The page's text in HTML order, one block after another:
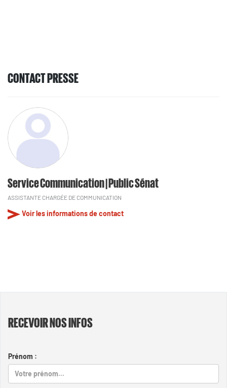
CONTACT PRESSE
Service Communication | Public Sénat
ASSISTANTE CHARGÉE DE COMMUNICATION
Voir les informations de contact
RECEVOIR NOS INFOS
Prénom :